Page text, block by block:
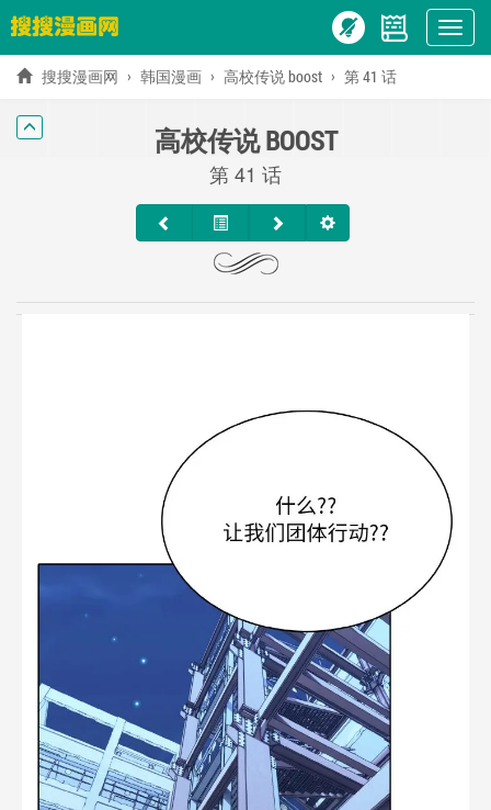
Show
menu
搜搜漫画网 韩国漫画 高校传说 boost 第 41 话
高校传说 BOOST
第 41 话